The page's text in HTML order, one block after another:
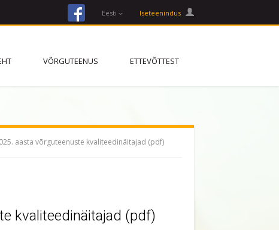
facebook Eesti Iseteenindus
VÕRGUTEENUS ETTEVÕTTEST
aasta võrguteenuste kvaliteedinäitajad (pdf)
kvaliteedinäitajad (pdf)